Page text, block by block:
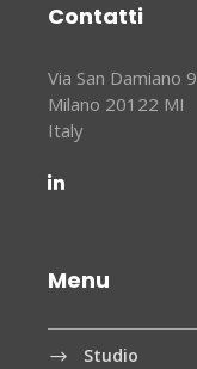
Contatti
Via San Damiano 9
Milano 20122 MI
Italy
Menu
Studio